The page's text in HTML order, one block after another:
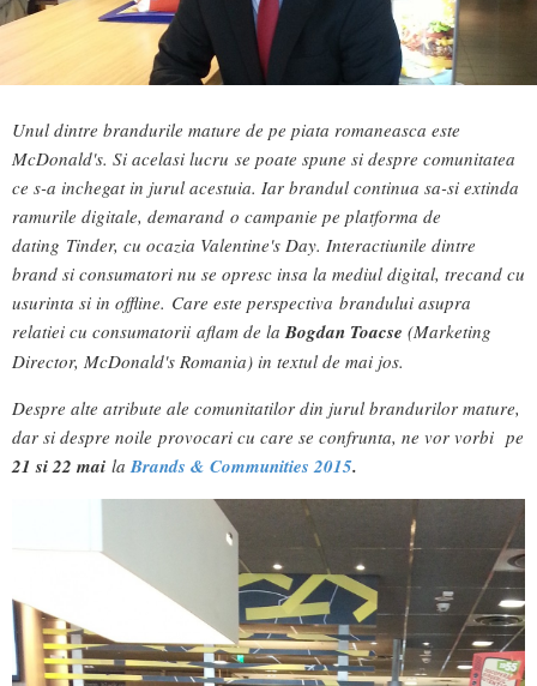
Unul dintre brandurile mature de pe piata romaneasca este
McDonald's. Si acelasi lucru se poate spune si despre comunitatea
ce s-a inchegat in jurul acestuia. Iar brandul continua sa-si extinda
ramurile digitale, demarand o campanie pe platforma de
dating Tinder, cu ocazia Valentine's Day. Interactiunile dintre
brand si consumatori nu se opresc insa la mediul digital, trecand cu
usurinta si in offline. Care este perspectiva brandului asupra
relatiei cu consumatorii aflam de la Bogdan Toacse (Marketing
Director, McDonald's Romania) in textul de mai jos.
Despre alte atribute ale comunitatilor din jurul brandurilor mature,
dar si despre noile provocari cu care se confrunta, ne vor vorbi pe
21 si 22 mai la Brands & Communities 2015.